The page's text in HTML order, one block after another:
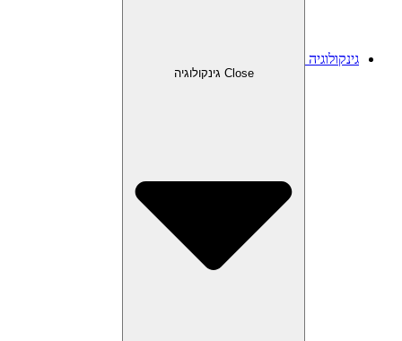
גינקולוגיה
Close גינקולוגיה